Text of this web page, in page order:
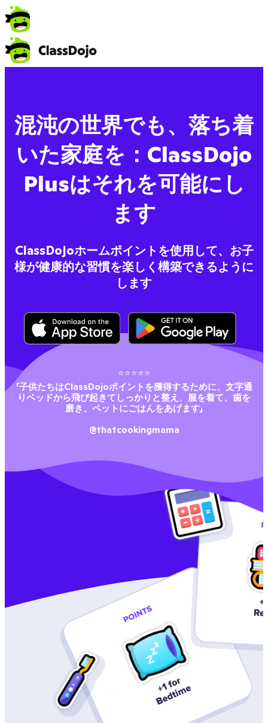
混沌の世界でも、落ち着
いた家庭を：ClassDojo
Plusはそれを可能にし
ます
ClassDojoホームポイントを使用して、お子
様が健康的な習慣を楽しく構築できるように
します
⭐⭐⭐⭐⭐
「子供たちはClassDojoポイントを獲得するために、文字通
りベッドから飛び起きてしっかりと整え、服を着て、歯を
磨き、ペットにごはんをあげます」
@thatcookingmama